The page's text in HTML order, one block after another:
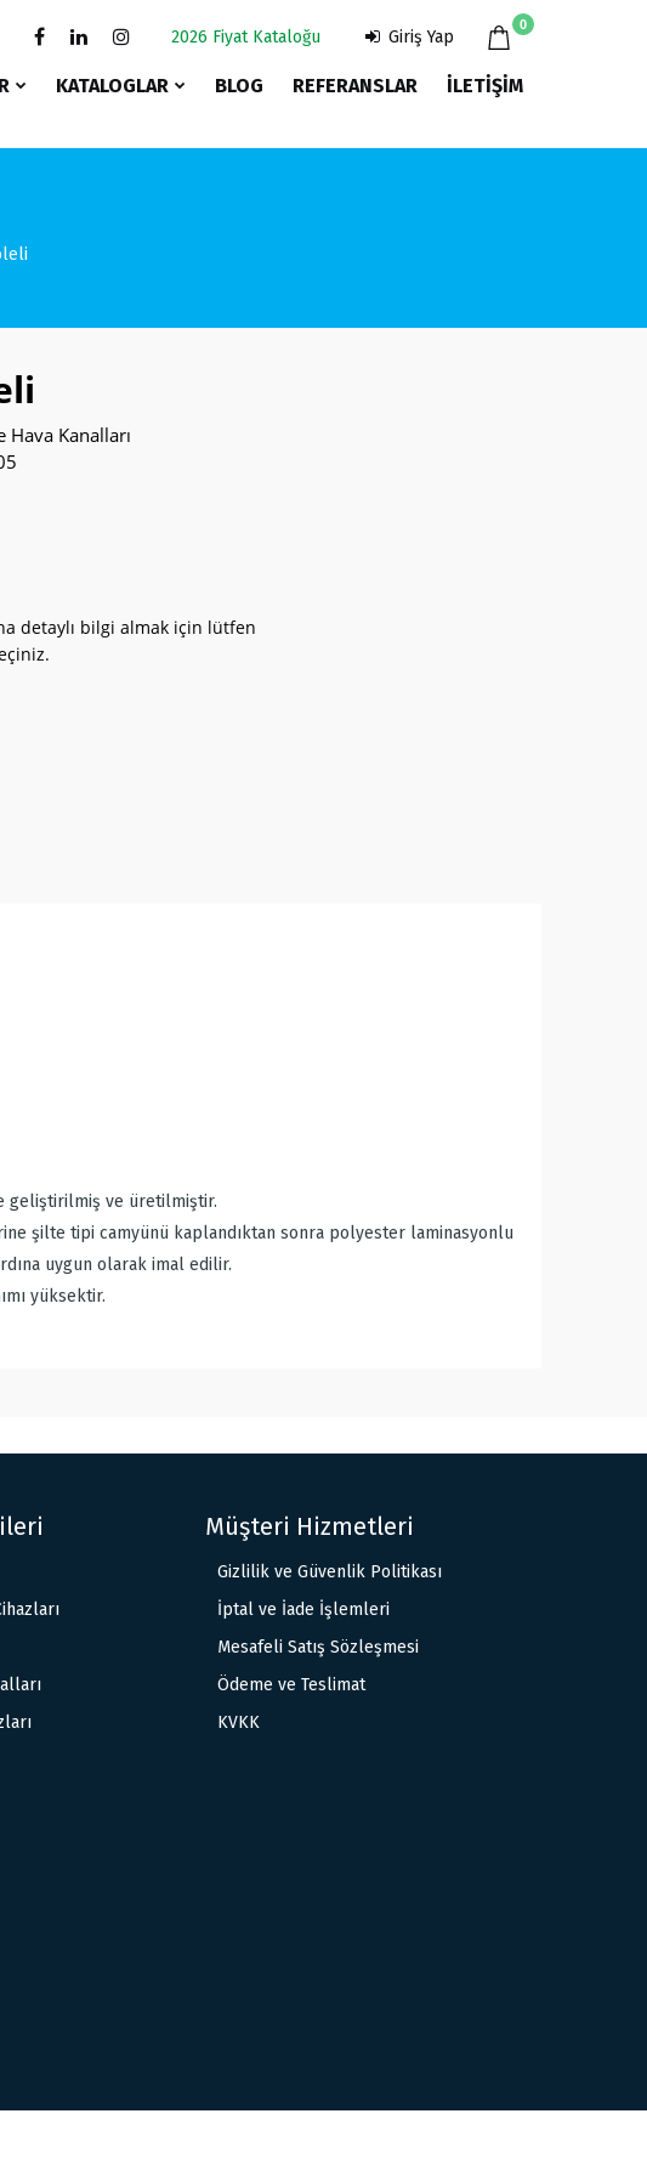
2026 Fiyat Kataloğu Giriş Yap
0
KATALOGLAR BLOG REFERANSLAR İLETIŞIM
Hava Kanalları
detaylı bilgi almak için lütfen
geliştirilmiş ve üretilmiştir.
şilte tipi camyünü kaplandıktan sonra polyester laminasyonlu
uygun olarak imal edilir.
yüksektir.
Müşteri Hizmetleri
Gizlilik ve Güvenlik Politikası
İptal ve İade İşlemleri
Mesafeli Satış Sözleşmesi
Ödeme ve Teslimat
KVKK
ANA SAYFA
KURUMSAL